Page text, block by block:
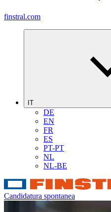
finstral.com
IT
DE
EN
FR
ES
PT-PT
NL
NL-BE
Candidatura spontanea